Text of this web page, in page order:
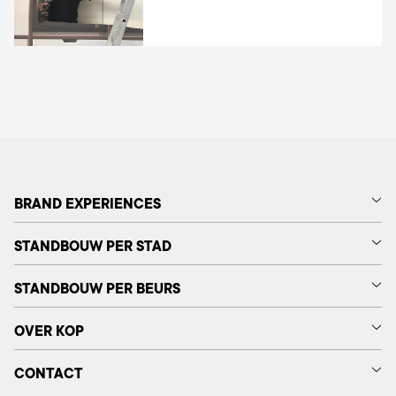
BRAND EXPERIENCES
STANDBOUW PER STAD
STANDBOUW PER BEURS
OVER KOP
CONTACT